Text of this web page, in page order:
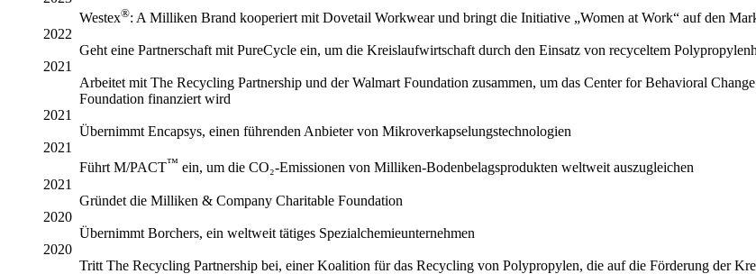
Westex®: A Milliken Brand kooperiert mit Dovetail Workwear und bringt die Initiative „Women at Work“ auf den
2022
Geht eine Partnerschaft mit PureCycle ein, um die Kreislaufwirtschaft durch den Einsatz von recyceltem
2021
Arbeitet mit The Recycling Partnership und der Walmart Foundation zusammen, um das Center for Behavioral
Foundation finanziert wird
2021
Übernimmt Encapsys, einen führenden Anbieter von Mikroverkapselungstechnologien
2021
Führt M/PACT™ ein, um die CO₂-Emissionen von Milliken-Bodenbelagsprodukten weltweit auszugleichen
2021
Gründet die Milliken & Company Charitable Foundation
2020
Übernimmt Borchers, ein weltweit tätiges Spezialchemieunternehmen
2020
Tritt The Recycling Partnership bei, einer Koalition für das Recycling von Polypropylen, die auf die Förderung der